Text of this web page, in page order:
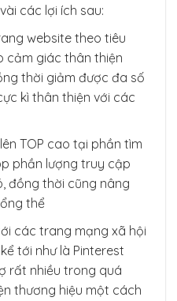
các lợi ích sau:
website theo tiêu
cảm giác thân thiện
thời giảm được đa số
kì thân thiện với các
TOP cao tại phần tìm
phần lượng truy cập
đồng thời cũng nâng
thể
các trang mạng xã hội
tới như là Pinterest
rất nhiều trong quá
thương hiệu một cách